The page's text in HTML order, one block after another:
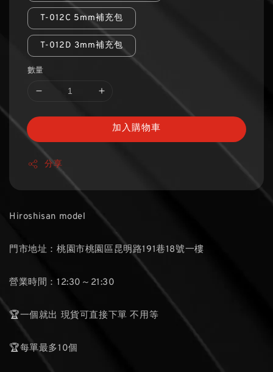
T-012C 5mm補充包
T-012D 3mm補充包
數量
加入購物車
分享
Hiroshisan model
門市地址：桃園市桃園區昆明路191巷18號一樓
營業時間：12:30～21:30
🏆一個就出 現貨可直接下單 不用等
🏆每單最多10個